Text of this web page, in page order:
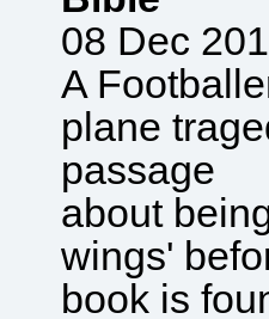
08 Dec
A
plane
passage
about
wings'
book is